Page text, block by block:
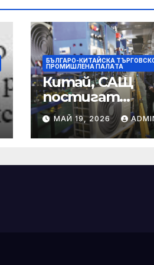
БЪЛГАРО-КИТАЙСКА
ПРОМИШЛЕНА ПАЛAТА
Китай, САЩ
постигат
положителни
резултати в
консултации:
МАЙ 19, 2026